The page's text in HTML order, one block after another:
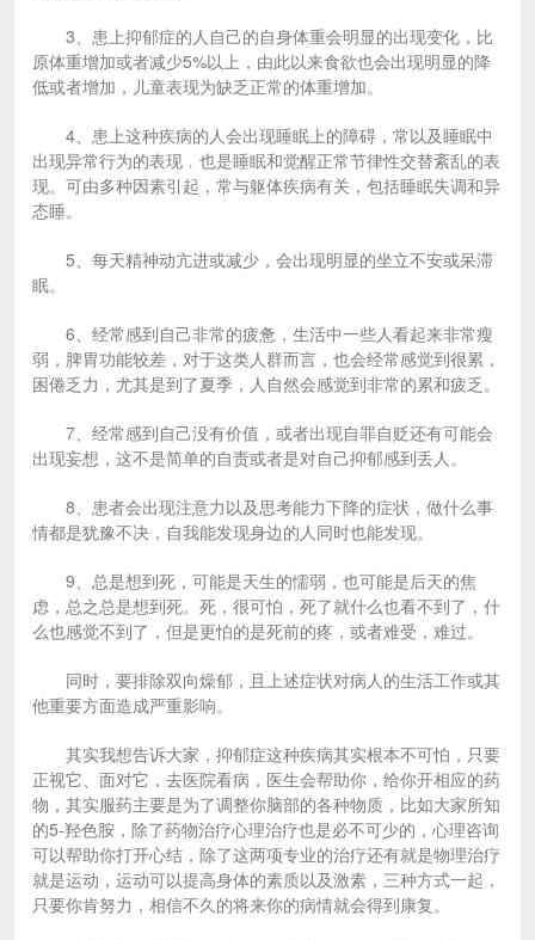
3、患上抑郁症的人自己的自身体重会明显的出现变化，比
原体重增加或者减少5%以上，由此以来食欲也会出现明显的降
低或者增加，儿童表现为缺乏正常的体重增加。
4、患上这种疾病的人会出现睡眠上的障碍，常以及睡眠中
出现异常行为的表现﹐也是睡眠和觉醒正常节律性交替紊乱的表
现。可由多种因素引起，常与躯体疾病有关，包括睡眠失调和异
态睡。
5、每天精神动亢进或减少，会出现明显的坐立不安或呆滞
眠。
6、经常感到自己非常的疲惫，生活中一些人看起来非常瘦
弱，脾胃功能较差，对于这类人群而言，也会经常感觉到很累，
困倦乏力，尤其是到了夏季，人自然会感觉到非常的累和疲乏。
7、经常感到自己没有价值，或者出现自罪自贬还有可能会
出现妄想，这不是简单的自责或者是对自己抑郁感到丢人。
8、患者会出现注意力以及思考能力下降的症状，做什么事
情都是犹豫不决，自我能发现身边的人同时也能发现。
9、总是想到死，可能是天生的懦弱，也可能是后天的焦
虑，总之总是想到死。死，很可怕，死了就什么也看不到了，什
么也感觉不到了，但是更怕的是死前的疼，或者难受，难过。
同时，要排除双向燥郁，且上述症状对病人的生活工作或其
他重要方面造成严重影响。
其实我想告诉大家，抑郁症这种疾病其实根本不可怕，只要
正视它、面对它，去医院看病，医生会帮助你，给你开相应的药
物，其实服药主要是为了调整你脑部的各种物质，比如大家所知
的5-羟色胺，除了药物治疗心理治疗也是必不可少的，心理咨询
可以帮助你打开心结，除了这两项专业的治疗还有就是物理治疗
就是运动，运动可以提高身体的素质以及激素，三种方式一起，
只要你肯努力，相信不久的将来你的病情就会得到康复。